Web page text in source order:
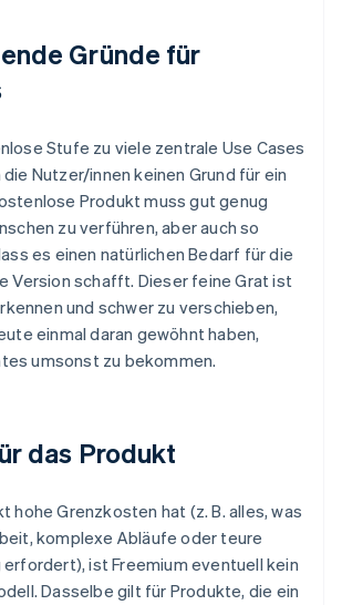
Gründe für
Stufe zu viele zentrale Use Cases
Nutzer/innen keinen Grund für ein
Produkt muss gut genug
zu verführen, aber auch so
es einen natürlichen Bedarf für die
Version schafft. Dieser feine Grat ist
und schwer zu verschieben,
einmal daran gewöhnt haben,
umsonst zu bekommen.
das Produkt
hohe Grenzkosten hat (z. B. alles, was
komplexe Abläufe oder teure
ist Freemium eventuell kein
Dasselbe gilt für Produkte, die ein